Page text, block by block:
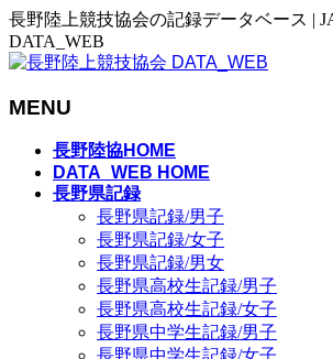
長野陸上競技協会の記録データベース |
DATA_WEB
MENU
長野陸協HOME
DATA_WEB HOME
長野県記録
長野県記録/男子
長野県記録/女子
長野県記録/男女
長野県高校生記録/男子
長野県高校生記録/女子
長野県中学生記録/男子